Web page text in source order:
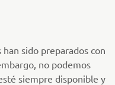
sido preparados con
no podemos
siempre disponible y